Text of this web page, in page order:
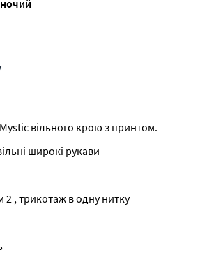
вільного крою з принтом.
широкі рукави
2 , трикотаж в одну нитку